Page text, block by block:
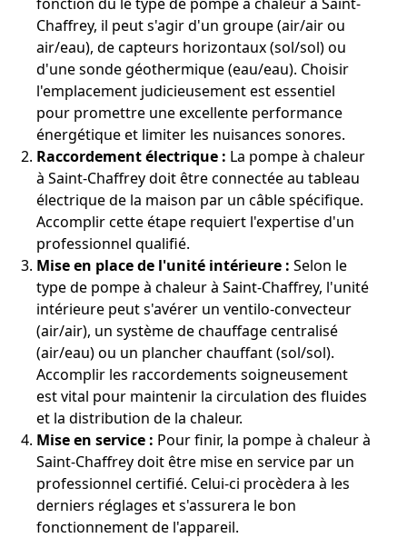
Chaffrey, il peut s'agir d'un groupe (air/air ou
air/eau), de capteurs horizontaux (sol/sol) ou
d'une sonde géothermique (eau/eau). Choisir
l'emplacement judicieusement est essentiel
pour promettre une excellente performance
énergétique et limiter les nuisances sonores.
Raccordement électrique : La pompe à chaleur
à Saint-Chaffrey doit être connectée au tableau
électrique de la maison par un câble spécifique.
Accomplir cette étape requiert l'expertise d'un
professionnel qualifié.
Mise en place de l'unité intérieure : Selon le
type de pompe à chaleur à Saint-Chaffrey, l'unité
intérieure peut s'avérer un ventilo-convecteur
(air/air), un système de chauffage centralisé
(air/eau) ou un plancher chauffant (sol/sol).
Accomplir les raccordements soigneusement
est vital pour maintenir la circulation des fluides
et la distribution de la chaleur.
Mise en service : Pour finir, la pompe à chaleur à
Saint-Chaffrey doit être mise en service par un
professionnel certifié. Celui-ci procèdera à les
derniers réglages et s'assurera le bon
fonctionnement de l'appareil.